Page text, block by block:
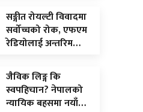
सङ्गीत रोयल्टी विवादमा
सर्वोच्चको रोक, एफएम
रेडियोलाई अन्तरिम…
जैविक लिङ्ग कि
स्वपहिचान? नेपालको
न्यायिक बहसमा नयाँ…